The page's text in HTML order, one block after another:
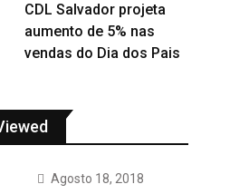
CDL Salvador projeta
aumento de 5% nas
vendas do Dia dos Pais
Agosto 18, 2018